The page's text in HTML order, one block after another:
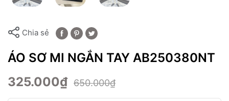
Chia sẻ
ÁO SƠ MI NGẮN TAY AB250380NT
325.000₫ 650.000₫